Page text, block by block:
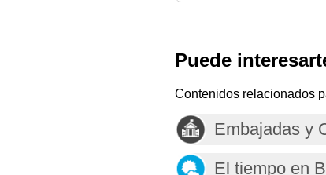
Puede
Contenidos relacionados
Embajadas y
El tiempo en